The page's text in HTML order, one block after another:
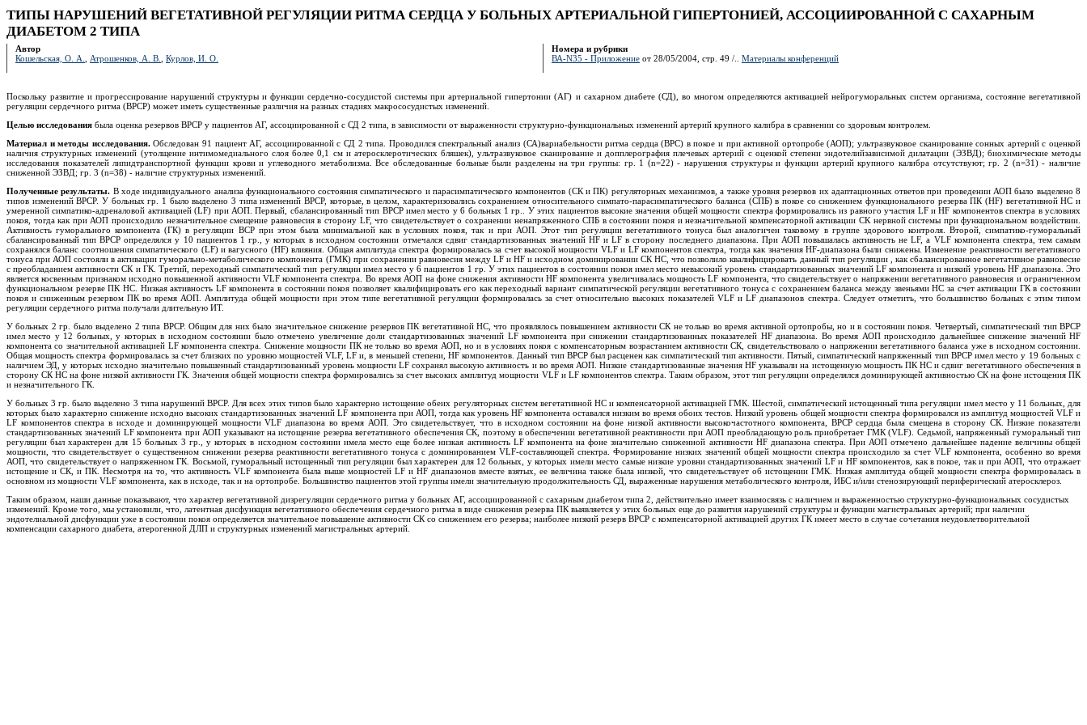
ТИПЫ НАРУШЕНИЙ ВЕГЕТАТИВНОЙ РЕГУЛЯЦИИ РИТМА СЕРДЦА У БОЛЬНЫХ АРТЕРИАЛЬНОЙ ГИПЕРТОНИЕЙ, АССОЦИИРОВАННОЙ С САХАРНЫМ
ДИАБЕТОМ 2 ТИПА
Автор
Кошельская, О. А.
Атрошенков, А. В. Курлов, И. О.
Номера и рубрики
ВА-N35 - Приложение от 28/05/2004, стр. 49 /.. Материалы конференций
Поскольку развитие и прогрессирование нарушений структуры и функции сердечно-сосудистой системы при артериальной гипертонии (АГ) и сахарном диабете (СД), во многом определяются активацией нейрогуморальных систем организма, состояние вегетативной
регуляции сердечного ритма (ВРСР) может иметь существенные различия на разных стадиях макрососудистых изменений.
Целью исследования была оценка резервов ВРСР у пациентов АГ, ассоциированной с СД 2 типа, в зависимости от выраженности структурно-функциональных изменений артерий крупного калибра в сравнении со здоровым контролем.
Материал и методы исследования.Обследован 91 пациент АГ, ассоциированной с СД 2 типа. Проводился спектральный анализ (СА)вариабельности ритма сердца (ВРС) в покое и при активной ортопробе (АОП); ультразвуковое сканирование сонных артерий с оценкой
наличия структурных изменений (утолщение интимомедиального слоя более 0,1 см и атеросклеротических бляшек), ультразвуковое сканирование и допплерография плечевых артерий с оценкой степени эндотелийзависимой дилатации (ЭЗВД); биохимические методы
исследования показателей липидтранспортной функции крови и углеводного метаболизма. Все обследованные больные были разделены на три группы: гр. 1 (n=22) - нарушения структуры и функции артерий крупного калибра отсутствуют; гр. 2 (n=31) - наличие
сниженной ЭЗВД; гр. 3 (n=38) - наличие структурных изменений.
Полученные результаты. В ходе индивидуального анализа функционального состояния симпатического и парасимпатического компонентов (СК и ПК) регуляторных механизмов, а также уровня резервов их адаптационных ответов при проведении АОП было выделено 8
типов изменений ВРСР. У больных гр. 1 было выделено 3 типа изменений ВРСР, которые, в целом, характеризовались сохранением относительного симпато-парасимпатического баланса (СПБ) в покое со снижением функционального резерва ПК (HF) вегетативной НС и
умеренной симпатико-адреналовой активацией (LF) при АОП. Первый, сбалансированный тип ВРСР имел место у 6 больных 1 гр.. У этих пациентов высокие значения общей мощности спектра формировались из равного участия LF и HF компонентов спектра в условиях
покоя, тогда как при АОП происходило незначительное смещение равновесия в сторону LF, что свидетельствует о сохранении ненапряженного СПБ в состоянии покоя и незначительной компенсаторной активации СК нервной системы при функциональном воздействии.
Активность гуморального компонента (ГК) в регуляции ВСР при этом была минимальной как в условиях покоя, так и при АОП. Этот тип регуляции вегетативного тонуса был аналогичен таковому в группе здорового контроля. Второй, симпатико-гуморальный
сбалансированный тип ВРСР определялся у 10 пациентов 1 гр., у которых в исходном состоянии отмечался сдвиг стандартизованных значений HF и LF в сторону последнего диапазона. При АОП повышалась активность не LF, а VLF компонента спектра, тем самым
сохранялся баланс соотношения симпатического (LF) и вагусного (HF) влияния. Общая амплитуда спектра формировалась за счет высокой мощности VLF и LF компонентов спектра, тогда как значения HF-диапазона были снижены. Изменение реактивности вегетативного
тонуса при АОП состояли в активации гуморально-метаболического компонента (ГМК) при сохранении равновесия между LF и HF и исходном доминировании СК НС, что позволило квалифицировать данный тип регуляции , как сбалансированное вегетативное равновесие
с преобладанием активности СК и ГК. Третий, переходный симпатический тип регуляции имел место у 6 пациентов 1 гр. У этих пациентов в состоянии покоя имел место невысокий уровень стандартизованных значений LF компонента и низкий уровень HF диапазона. Это
является косвенным признаком исходно повышенной активности VLF компонента спектра. Во время АОП на фоне снижения активности HF компонента увеличивалась мощность LF компонента, что свидетельствует о напряжении вегетативного равновесия и ограниченном
функциональном резерве ПК НС. Низкая активность LF компонента в состоянии покоя позволяет квалифицировать его как переходный вариант симпатической регуляции вегетативного тонуса с сохранением баланса между звеньями НС за счет активации ГК в состоянии
покоя и сниженным резервом ПК во время АОП. Амплитуда общей мощности при этом типе вегетативной регуляции формировалась за счет относительно высоких показателей VLF и LF диапазонов спектра. Следует отметить, что большинство больных с этим типом
регуляции сердечного ритма получали длительную ИТ.
У больных 2 гр. было выделено 2 типа ВРСР. Общим для них было значительное снижение резервов ПК вегетативной НС, что проявлялось повышением активности СК не только во время активной ортопробы, но и в состоянии покоя. Четвертый, симпатический тип ВРСР
имел место у 12 больных, у которых в исходном состоянии было отмечено увеличение доли стандартизованных значений LF компонента при снижении стандартизованных показателей HF диапазона. Во время АОП происходило дальнейшее снижение значений HF
компонента со значительной активацией LF компонента спектра. Снижение мощности ПК не только во время АОП, но и в условиях покоя с компенсаторным возрастанием активности СК, свидетельствовало о напряжении вегетативного баланса уже в исходном состоянии.
Общая мощность спектра формировалась за счет близких по уровню мощностей VLF, LF и, в меньшей степени, HF компонентов. Данный тип ВРСР был расценен как симпатический тип активности. Пятый, симпатический напряженный тип ВРСР имел место у 19 больных с
наличием ЭД, у которых исходно значительно повышенный стандартизованный уровень мощности LF сохранял высокую активность и во время АОП. Низкие стандартизованные значения HF указывали на истощенную мощность ПК НС и сдвиг вегетативного обеспечения в
сторону СК НС на фоне низкой активности ГК. Значения общей мощности спектра формировались за счет высоких амплитуд мощности VLF и LF компонентов спектра. Таким образом, этот тип регуляции определялся доминирующей активностью СК на фоне истощения ПК
и незначительного ГК.
У больных 3 гр. было выделено 3 типа нарушений ВРСР. Для всех этих типов было характерно истощение обеих регуляторных систем вегетативной НС и компенсаторной активацией ГМК. Шестой, симпатический истощенный типа регуляции имел место у 11 больных, для
которых было характерно снижение исходно высоких стандартизованных значений LF компонента при АОП, тогда как уровень HF компонента оставался низким во время обоих тестов. Низкий уровень общей мощности спектра формировался из амплитуд мощностей VLF и
LF компонентов спектра в исходе и доминирующей мощности VLF диапазона во время АОП. Это свидетельствует, что в исходном состоянии на фоне низкой активности высокочастотного компонента, ВРСР сердца была смещена в сторону СК. Низкие показатели
стандартизованных значений LF компонента при АОП указывают на истощение резерва вегетативного обеспечения СК, поэтому в обеспечении вегетативной реактивности при АОП преобладающую роль приобретает ГМК (VLF). Седьмой, напряженный гуморальный тип
регуляции был характерен для 15 больных 3 гр., у которых в исходном состоянии имела место еще более низкая активность LF компонента на фоне значительно сниженной активности HF диапазона спектра. При АОП отмечено дальнейшее падение величины общей
мощности, что свидетельствует о существенном снижении резерва реактивности вегетативного тонуса с доминированием VLF-составляющей спектра. Формирование низких значений общей мощности спектра происходило за счет VLF компонента, особенно во время
АОП, что свидетельствует о напряженном ГК. Восьмой, гуморальный истощенный тип регуляции был характерен для 12 больных, у которых имели место самые низкие уровни стандартизованных значений LF и HF компонентов, как в покое, так и при АОП, что отражает
истощение и СК, и ПК. Несмотря на то, что активность VLF компонента была выше мощностей LF и HF диапазонов вместе взятых, ее величина также была низкой, что свидетельствует об истощении ГМК. Низкая амплитуда общей мощности спектра формировалась в
основном из мощности VLF компонента, как в исходе, так и на ортопробе. Большинство пациентов этой группы имели значительную продолжительность СД, выраженные нарушения метаболического контроля, ИБС и/или стенозирующий периферический атеросклероз.
Таким образом, наши данные показывают, что характер вегетативной дизрегуляции сердечного ритма у больных АГ, ассоциированной с сахарным диабетом типа 2, действительно имеет взаимосвязь с наличием и выраженностью структурно-функциональных сосудистых
изменений. Кроме того, мы установили, что, латентная дисфункция вегетативного обеспечения сердечного ритма в виде снижения резерва ПК выявляется у этих больных еще до развития нарушений структуры и функции магистральных артерий; при наличии
эндотелиальной дисфункции уже в состоянии покоя определяется значительное повышение активности СК со снижением его резерва; наиболее низкий резерв ВРСР с компенсаторной активацией других ГК имеет место в случае сочетания неудовлетворительной
компенсации сахарного диабета, атерогенной ДЛП и структурных изменений магистральных артерий.